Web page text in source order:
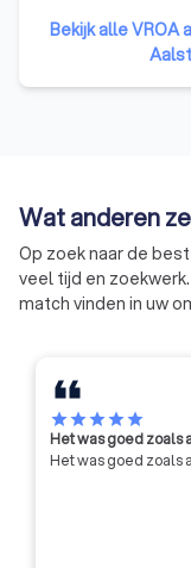
uitoefenen. De
stagereglement
over de kwaliteit
houdt onder meer
architect
controleert
Belgische
voorwaarden
België opgenomen
aanvragen van
architecten om
krijgen voor de
het beroep van
Bekijk alle VROA
Aalst
Wat anderen
Op zoek naar de
veel tijd en
match vinden in uw
starstarstarstarstar
Het was goed zoals
Het was goed zoals